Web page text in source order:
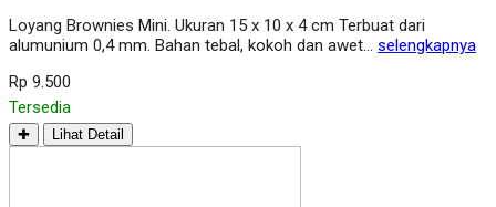
Loyang Brownies Mini. Ukuran 15 x 10 x 4 cm Terbuat dari
alumunium 0,4 mm. Bahan tebal, kokoh dan awet… selengkapnya
Rp 9.500
Tersedia
✚ Lihat Detail